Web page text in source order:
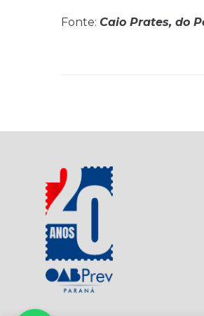
Fonte: Caio Prates, do